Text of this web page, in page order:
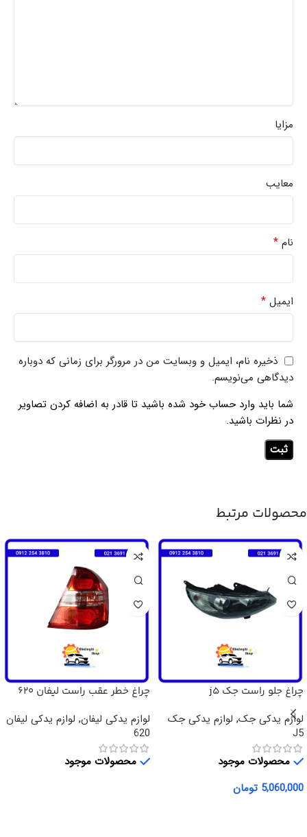
مزایا
معایب
نام *
ایمیل *
ذخیره نام، ایمیل و وبسایت من در مرورگر برای زمانی که دوباره
دیدگاهی می‌نویسم.
شما باید وارد حساب خود شده باشید تا قادر به اضافه کردن تصاویر
در نظرات باشید.
محصولات مرتبط
چراغ جلو راست جک j5
لوازم یدکی جک, لوازم یدکی جک
J5
محصولات موجود
5,060,000 تومان
چراغ خطر عقب راست لیفان 620
لوازم یدکی لیفان, لوازم یدکی لیفان
620
محصولات موجود